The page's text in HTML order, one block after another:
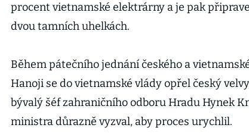
procent vietnamské elektrárny a je pak
dvou tamních uhelkách.
Během pátečního jednání českého a
Hanoji se do vietnamské vlády opřel český
bývalý šéf zahraničního odboru Hradu Hynek
ministra důrazně vyzval, aby proces urychlil.